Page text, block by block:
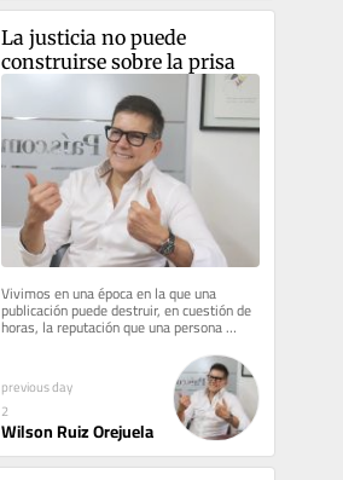
La justicia no puede
construirse sobre la prisa
Vivimos en una época en la que una
publicación puede destruir, en cuestión de
horas, la reputación que una persona
construyó durante toda una...
previous day
2
Wilson Ruiz Orejuela